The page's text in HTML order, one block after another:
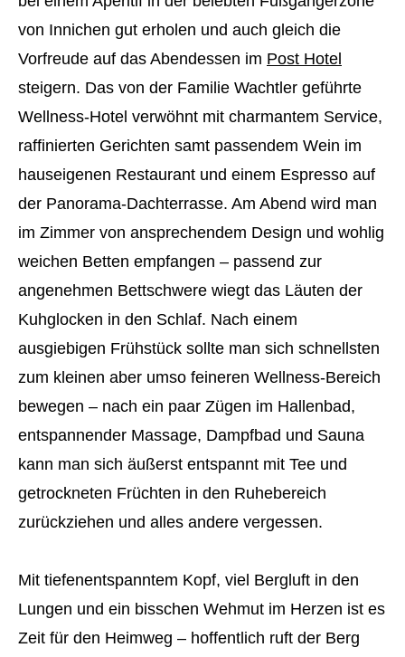
von Innichen gut erholen und auch gleich die
Vorfreude auf das Abendessen im Post Hotel
steigern. Das von der Familie Wachtler geführte
Wellness-Hotel verwöhnt mit charmantem Service,
raffinierten Gerichten samt passendem Wein im
hauseigenen Restaurant und einem Espresso auf
der Panorama-Dachterrasse. Am Abend wird man
im Zimmer von ansprechendem Design und wohlig
weichen Betten empfangen – passend zur
angenehmen Bettschwere wiegt das Läuten der
Kuhglocken in den Schlaf. Nach einem
ausgiebigen Frühstück sollte man sich schnellsten
zum kleinen aber umso feineren Wellness-Bereich
bewegen – nach ein paar Zügen im Hallenbad,
entspannender Massage, Dampfbad und Sauna
kann man sich äußerst entspannt mit Tee und
getrockneten Früchten in den Ruhebereich
zurückziehen und alles andere vergessen.
Mit tiefenentspanntem Kopf, viel Bergluft in den
Lungen und ein bisschen Wehmut im Herzen ist es
Zeit für den Heimweg – hoffentlich ruft der Berg